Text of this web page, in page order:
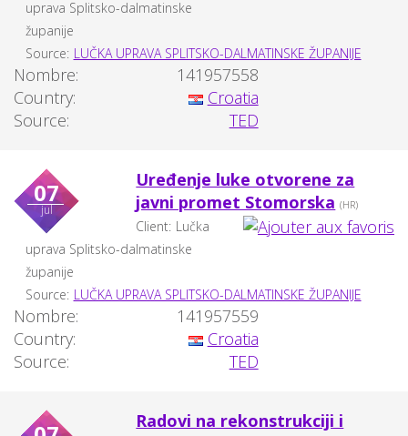
uprava Splitsko-dalmatinske
županije
Source: LUČKA UPRAVA SPLITSKO-DALMATINSKE ŽUPANIJE
Nombre:
141957558
Country:
Croatia
Source:
TED
07
jul
Uređenje luke otvorene za
javni promet Stomorska (HR)
Client: Lučka
uprava Splitsko-dalmatinske
županije
Source: LUČKA UPRAVA SPLITSKO-DALMATINSKE ŽUPANIJE
Nombre:
141957559
Country:
Croatia
Source:
TED
Radovi na rekonstrukciji i